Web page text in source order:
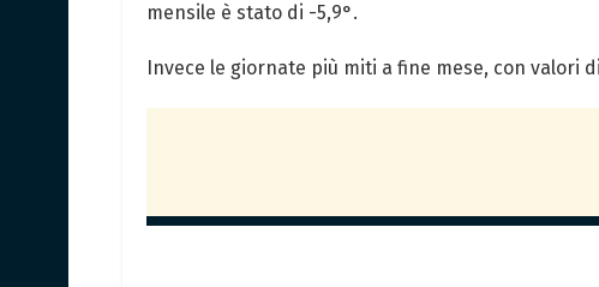
mensile è stato di -5,9°.
Invece le giornate più miti a fine mese, con valori